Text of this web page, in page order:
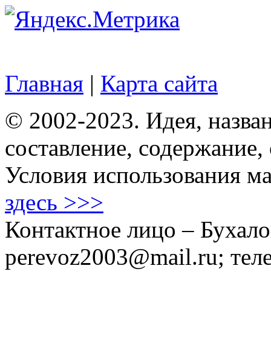
Главная | Карта сайта
© 2002-2023. Идея,
составление,
Условия использования
здесь >>>
Контактное лицо –
perevoz2003@mail.ru;